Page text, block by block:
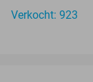
Verkocht: 923